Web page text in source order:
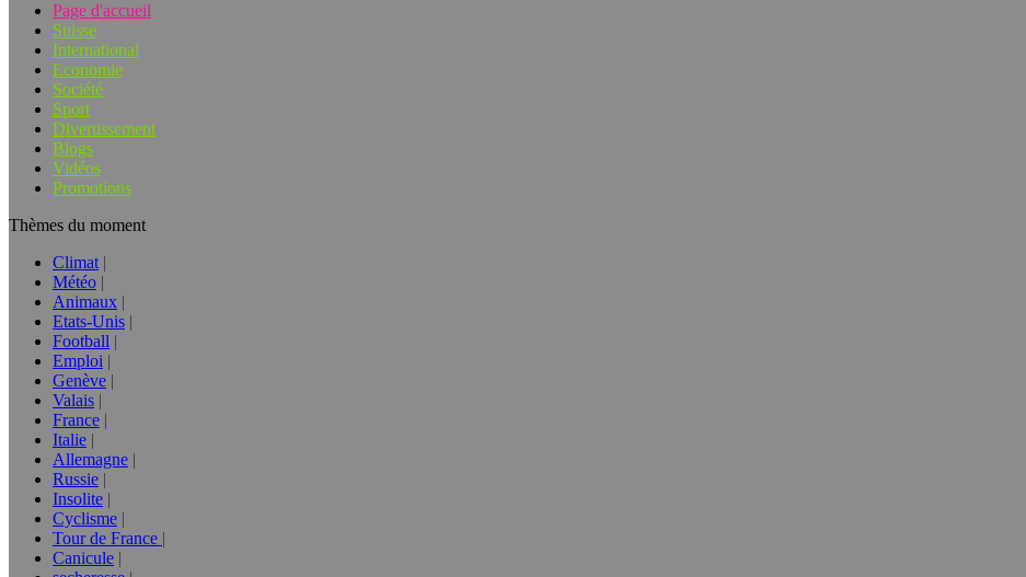
Page d'accueil
Suisse
International
Economie
Société
Sport
Divertissement
Blogs
Vidéos
Promotions
Thèmes du moment
Climat
Météo
Animaux
Etats-Unis
Football
Emploi
Genève
Valais
France
Italie
Allemagne
Russie
Insolite
Cyclisme
Tour de France
Canicule